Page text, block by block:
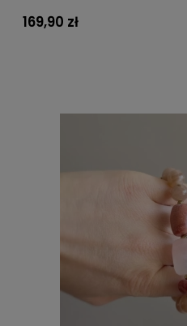
169,90 zł